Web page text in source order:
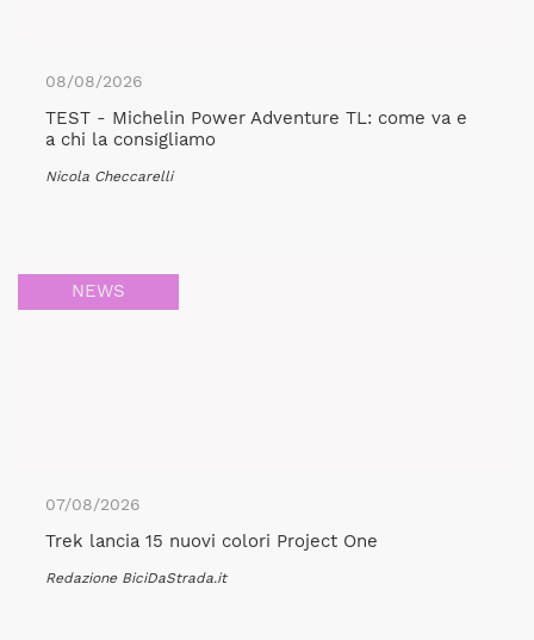
08/08/2026
TEST - Michelin Power Adventure TL: come va e
a chi la consigliamo
Nicola Checcarelli
NEWS
07/08/2026
Trek lancia 15 nuovi colori Project One
Redazione BiciDaStrada.it